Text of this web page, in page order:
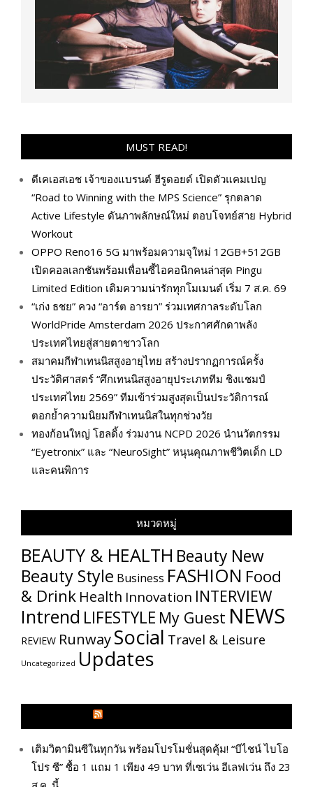
MUST READ!
ดีเคเอสเอช เจ้าของแบรนด์ ฮีรูดอยด์ เปิดตัวแคมเปญ
“Road to Winning with the MPS Science” รุกตลาด
Active Lifestyle ดันภาพลักษณ์ใหม่ ตอบโจทย์สาย Hybrid
Workout
OPPO Reno16 5G มาพร้อมความจุใหม่ 12GB+512GB
เปิดคอลเลกชันพร้อมเพื่อนซี้ไอคอนิกคนล่าสุด Pingu
Limited Edition เติมความน่ารักทุกโมเมนต์ เริ่ม 7 ส.ค. 69
“เก่ง ธชย” ควง “อาร์ต อารยา” ร่วมเทศกาลระดับโลก
WorldPride Amsterdam 2026 ประกาศศักดาพลัง
ประเทศไทยสู่สายตาชาวโลก
สมาคมกีฬาเทนนิสสูงอายุไทย สร้างปรากฏการณ์ครั้ง
ประวัติศาสตร์ “ศึกเทนนิสสูงอายุประเภททีม ชิงแชมป์
ประเทศไทย 2569” ทีมเข้าร่วมสูงสุดเป็นประวัติการณ์
ตอกย้ำความนิยมกีฬาเทนนิสในทุกช่วงวัย
ทองก้อนใหญ่ โฮลดิ้ง ร่วมงาน NCPD 2026 นำนวัตกรรม
“Eyetronix” และ “NeuroSight” หนุนคุณภาพชีวิตเด็ก LD
และคนพิการ
หมวดหมู่
BEAUTY & HEALTH Beauty New
Beauty Style Business FASHION Food
& Drink Health Innovation INTERVIEW
Intrend LIFESTYLE My​ Guest NEWS
REVIEW RunwaySocial Travel & Leisure
Uncategorized Updates
เติมวิตามินซีในทุกวัน พร้อมโปรโมชั่นสุดคุ้ม! “บีไชน์ ไบโอ
โปร ซี” ซื้อ 1 แถม 1 เพียง 49 บาท ที่เซเว่น อีเลฟเว่น ถึง 23